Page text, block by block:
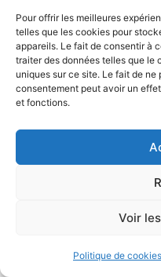
Pour offrir les meilleures
telles que les cookies pour
appareils. Le fait de consentir à
traiter des données telles que le
uniques sur ce site. Le fait de
consentement peut avoir un
et fonctions.
Voir
Politique de cookies
13 Boulevard
COPYRIGHT 2025 ©
DESIGNED BY